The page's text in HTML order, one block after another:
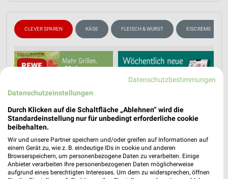
CLEVER SPAREN KÄSE FLEISCH & WURST EISCREME
Datenschutzbestimmungen
Datenschutzeinstellungen
Durch Klicken auf die Schaltfläche „Ablehnen“ wird die
Standardeinstellung nur für unbedingt erforderliche cookie
beibehalten.
Wir und unsere Partner speichern und/oder greifen auf Informationen auf
einem Gerät zu, wie z. B. eindeutige IDs in cookie und anderen
Browserspeichern, um personenbezogene Daten zu verarbeiten. Einige
Anbieter verarbeiten Ihre personenbezogenen Daten möglicherweise
aufgrund eines berechtigten Interesses. Um dem zu widersprechen, öffnen